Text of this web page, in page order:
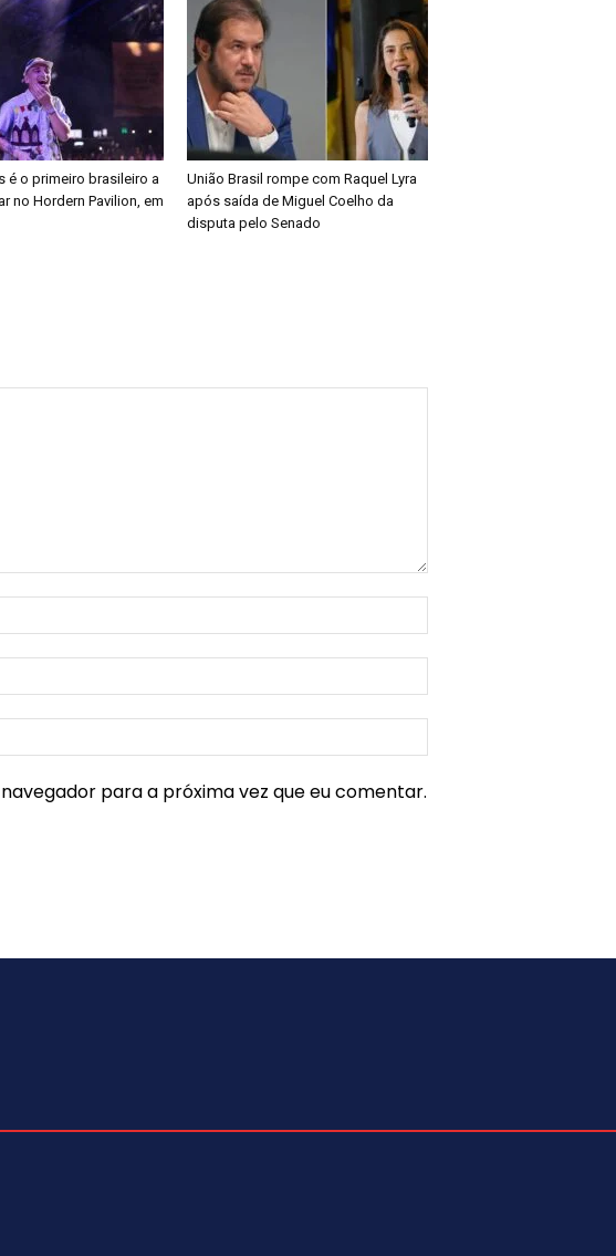
é o primeiro brasileiro a
no Hordern Pavilion, em
União Brasil rompe com Raquel Lyra
após saída de Miguel Coelho da
disputa pelo Senado
para a próxima vez que eu comentar.